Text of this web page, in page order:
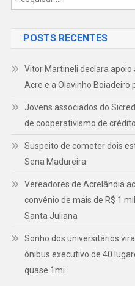
POSTS RECENTES
Vitor Martineli declara apoio
Acre e a Olavinho Boiadeiro
Jovens associados do
de cooperativismo de
Suspeito de cometer dois
Sena Madureira
Vereadores de Acrelândia
convênio de mais de R$ 1
Santa Juliana
Sonho dos universitários
ônibus executivo de 40
quase 1mi